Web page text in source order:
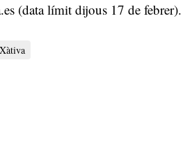
(data límit dijous 17 de febrer).
Xàtiva